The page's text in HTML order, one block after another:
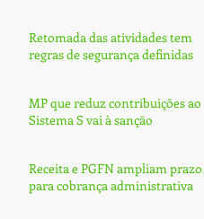
Retomada das atividades tem
regras de segurança definidas
MP que reduz contribuições ao
Sistema S vai à sanção
Receita e PGFN ampliam prazos
para cobrança administrativa